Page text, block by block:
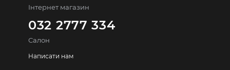
Інтернет магазин
032 2777 334
Салон
Написати нам